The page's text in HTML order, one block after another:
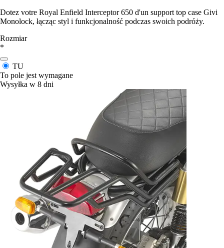
Dotez votre Royal Enfield Interceptor 650 d'un support top case Givi
Monolock, łącząc styl i funkcjonalność podczas swoich podróży.
Rozmiar
*
TU
To pole jest wymagane
Wysyłka w 8 dni